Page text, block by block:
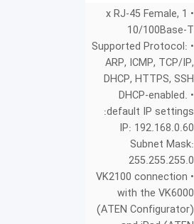
• 1 x RJ-45 Female,
10/100Base-T
• Supported Protocol:
ARP, ICMP, TCP/IP,
DHCP, HTTPS, SSH
• DHCP-enabled.
default IP settings:
IP: 192.168.0.60
Subnet Mask:
255.255.255.0
• VK2100 connection
with the VK6000
(ATEN Configurator)